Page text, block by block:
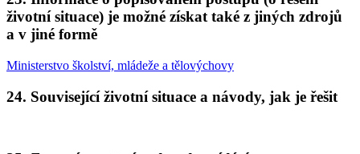
životní situace) je možné získat také z jiných zdrojů
a v jiné formě
Ministerstvo školství, mládeže a tělovýchovy
24. Související životní situace a návody, jak je řešit